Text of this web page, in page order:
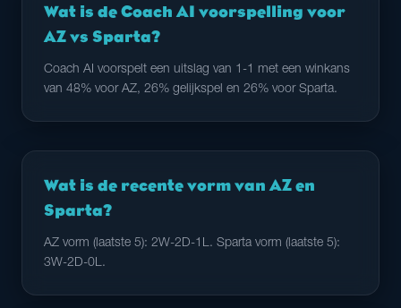
Wat is de Coach AI voorspelling voor
AZ vs Sparta?
Coach AI voorspelt een uitslag van 1-1 met een winkans
van 48% voor AZ, 26% gelijkspel en 26% voor Sparta.
Wat is de recente vorm van AZ en
Sparta?
AZ vorm (laatste 5): 2W-2D-1L. Sparta vorm (laatste 5):
3W-2D-0L.